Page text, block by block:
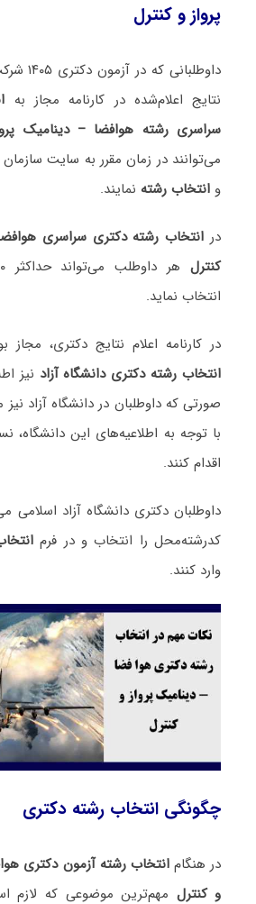
پرواز و کنترل
نتایج اعلام‌شده در کارنامه مجاز به
سراسری رشته هوافضا – دینامیک
می‌توانند در زمان مقرر به سایت
و انتخاب رشته نمایند.
در انتخاب رشته دکتری سراسری
کنترل
انتخاب نماید.
در کارنامه اعلام نتایج دکتری،
انتخاب رشته دکتری دانشگاه آزاد نیز
صورتی که داوطلبان در دانشگاه آزاد نیز
با توجه به اطلاعیه‌های این دانشگاه،
اقدام کنند.
کدرشته‌محل را انتخاب و در فرم
وارد کنند.
چگونگی انتخاب رشته دکتری
در هنگامانتخاب رشته آزمون دکتری
و کنترل مهم‌ترین موضوعی که لازم